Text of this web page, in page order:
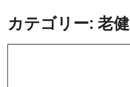
カテゴリー: 老健